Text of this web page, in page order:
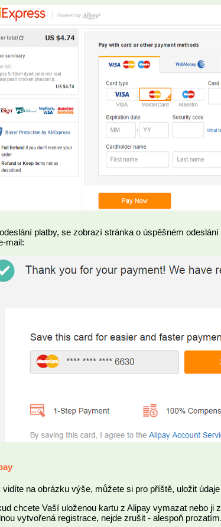
platby, se zobrazí stránka o úspěšném
mail:
vidíte na obrázku výše, můžete si pro příště, uložit
chcete Vaší uloženou kartu z Alipay vymazat nebo ji
vytvořená registrace, nejde zrušit - alespoň prozatím.